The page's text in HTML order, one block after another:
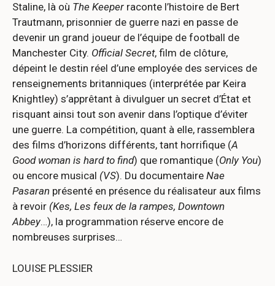
Staline, là où The Keeper raconte l’histoire de Bert
Trautmann, prisonnier de guerre nazi en passe de
devenir un grand joueur de l’équipe de football de
Manchester City. Official Secret, film de clôture,
dépeint le destin réel d’une employée des services de
renseignements britanniques (interprétée par Keira
Knightley) s’apprêtant à divulguer un secret d’État et
risquant ainsi tout son avenir dans l’optique d’éviter
une guerre. La compétition, quant à elle, rassemblera
des films d’horizons différents, tant horrifique (A
Good woman is hard to find) que romantique (Only You)
ou encore musical (VS). Du documentaire Nae
Pasaran présenté en présence du réalisateur aux films
à revoir (Kes, Les feux de la rampes, Downtown
Abbey…), la programmation réserve encore de
nombreuses surprises…
LOUISE PLESSIER